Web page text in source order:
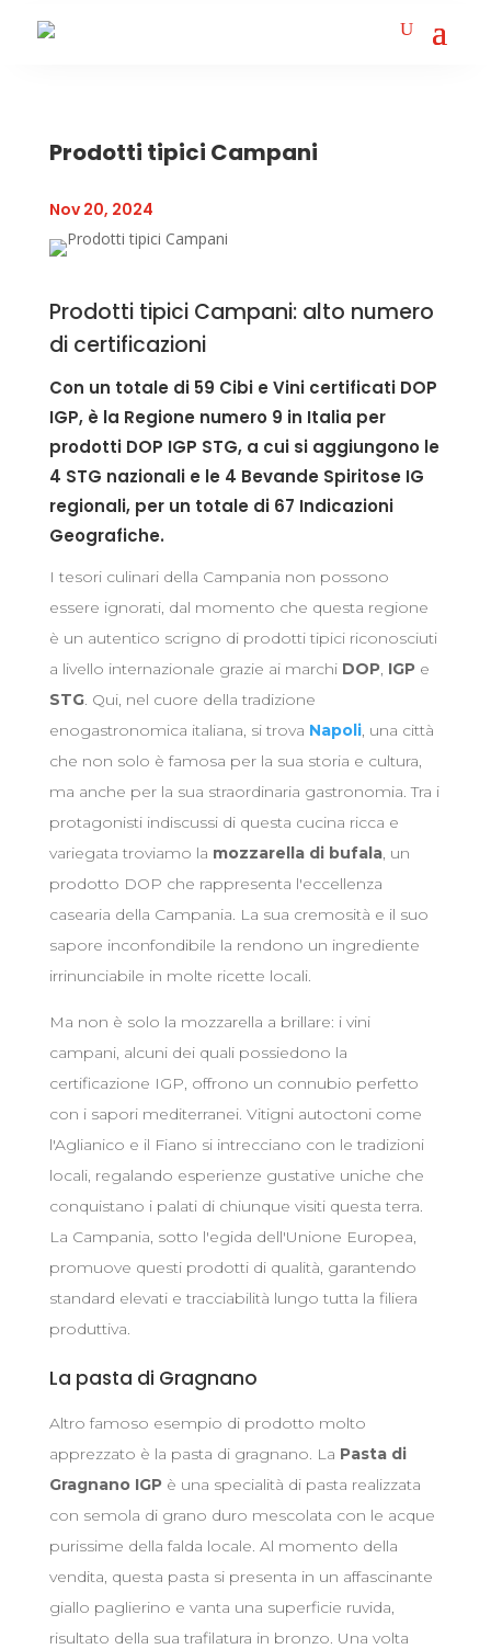
Prodotti tipici Campani
Nov 20, 2024
Prodotti tipici Campani: alto numero
di certificazioni
Con un totale di 59 Cibi e Vini certificati DOP
IGP, è la Regione numero 9 in Italia per
prodotti DOP IGP STG, a cui si aggiungono le
4 STG nazionali e le 4 Bevande Spiritose IG
regionali, per un totale di 67 Indicazioni
Geografiche.
I tesori culinari della Campania non possono
essere ignorati, dal momento che questa regione
è un autentico scrigno di prodotti tipici riconosciuti
a livello internazionale grazie ai marchi DOP, IGPe
STG. Qui, nel cuore della tradizione
enogastronomica italiana, si trova Napoli, una città
che non solo è famosa per la sua storia e cultura,
ma anche per la sua straordinaria gastronomia. Tra i
protagonisti indiscussi di questa cucina ricca e
variegata troviamo la mozzarella di bufala, un
prodotto DOP che rappresenta l'eccellenza
casearia della Campania. La sua cremosità e il suo
sapore inconfondibile la rendono un ingrediente
irrinunciabile in molte ricette locali.
Ma non è solo la mozzarella a brillare: i vini
campani, alcuni dei quali possiedono la
certificazione IGP, offrono un connubio perfetto
con i sapori mediterranei. Vitigni autoctoni come
l'Aglianico e il Fiano si intrecciano con le tradizioni
locali, regalando esperienze gustative uniche che
conquistano i palati di chiunque visiti questa terra.
La Campania, sotto l'egida dell'Unione Europea,
promuove questi prodotti di qualità, garantendo
standard elevati e tracciabilità lungo tutta la filiera
produttiva.
La pasta di Gragnano
Altro famoso esempio di prodotto molto
apprezzato è la pasta di gragnano. La Pasta di
Gragnano IGPè una specialità di pasta realizzata
con semola di grano duro mescolata con le acque
purissime della falda locale. Al momento della
vendita, questa pasta si presenta in un affascinante
giallo paglierino e vanta una superficie ruvida,
risultato della sua trafilatura in bronzo. Una volta